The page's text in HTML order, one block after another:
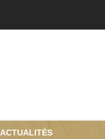
ACTUALITÉS